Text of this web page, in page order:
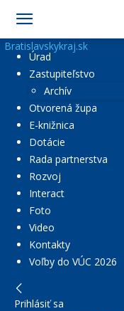
Bratislavskykraj.sk
Úrad
Zastupiteľstvo
Archív
Otvorená župa
E-knižnica
Dotácie
Rada partnerstva
Rozvoj
Interact
Foto
Video
Kontakty
Voľby do VÚC 2026
Prihlásiť sa